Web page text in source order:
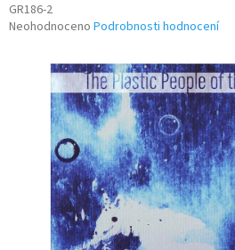
GR186-2
Průměrné
produktu
hvězdiček.
Neohodnoceno Podrobnosti hodnocení